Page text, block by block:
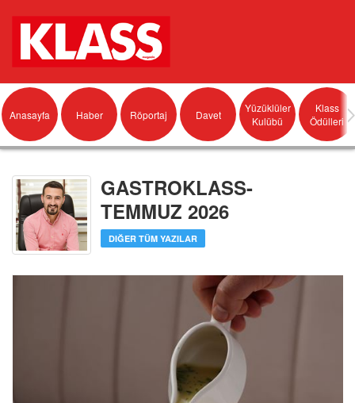
Anasayfa Haber Röportaj Davet
Yüzüklüler
Kulübü
Klass
Ödülleri
GASTROKLASS-
TEMMUZ 2026
DIĞER TÜM YAZILAR